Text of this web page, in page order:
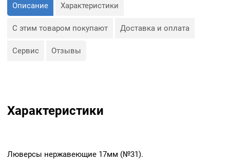
объектов наружной
рекламы (баннеров);
— Изготовление
туристического
— Декор, творчество,
полиграфия.
Описание Характеристики
С этим товаром покупают Доставка и оплата
Сервис Отзывы
Характеристики
Люверсы нержавеющие 17мм (№31).